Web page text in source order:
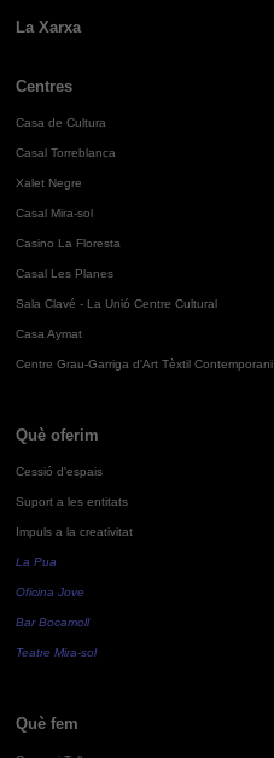
La Xarxa
Centres
Casa de Cultura
Casal Torreblanca
Xalet Negre
Casal Mira-sol
Casino La Floresta
Casal Les Planes
Sala Clavé - La Unió Centre Cultural
Casa Aymat
Centre Grau-Garriga d'Art Tèxtil Contemporani
Què oferim
Cessió d'espais
Suport a les entitats
Impuls a la creativitat
La Pua
Oficina Jove
Bar Bocamoll
Teatre Mira-sol
Què fem